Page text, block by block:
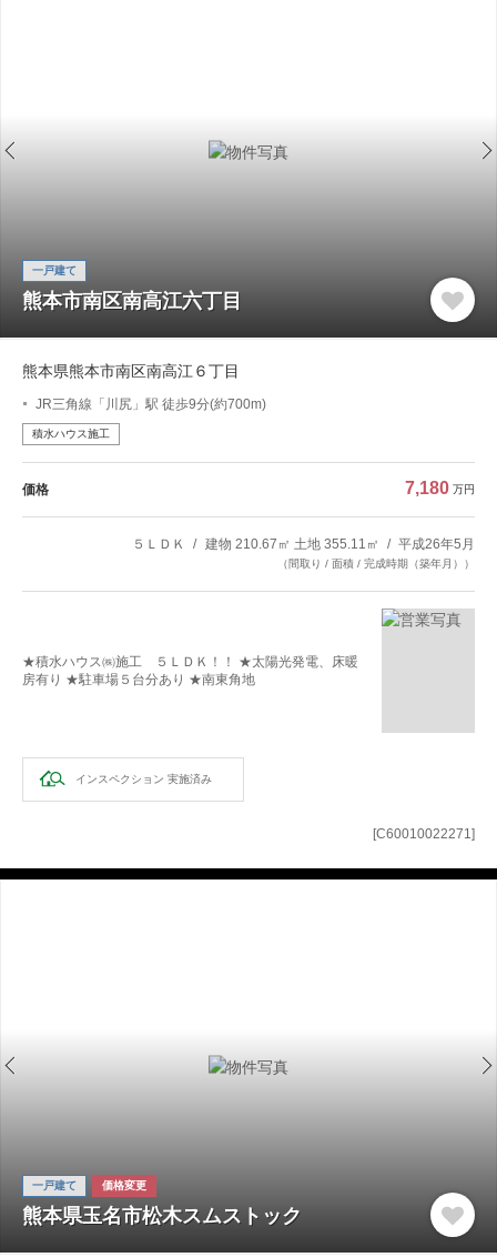
インスペクション 実施済み
[C60010022271]
一戸建て
熊本市南区南高江六丁目
熊本県熊本市南区南高江６丁目
JR三角線「川尻」駅 徒歩9分(約700m)
積水ハウス施工
価格 7,180 万円
５ＬＤＫ 建物 210.67㎡ 土地 355.11㎡ 平成26年5月
（間取り / 面積 / 完成時期（築年月））
★積水ハウス㈱施工 ５ＬＤＫ！！ ★太陽光発電、床暖
房有り ★駐車場５台分あり ★南東角地
一戸建て 価格変更
熊本県玉名市松木スムストック